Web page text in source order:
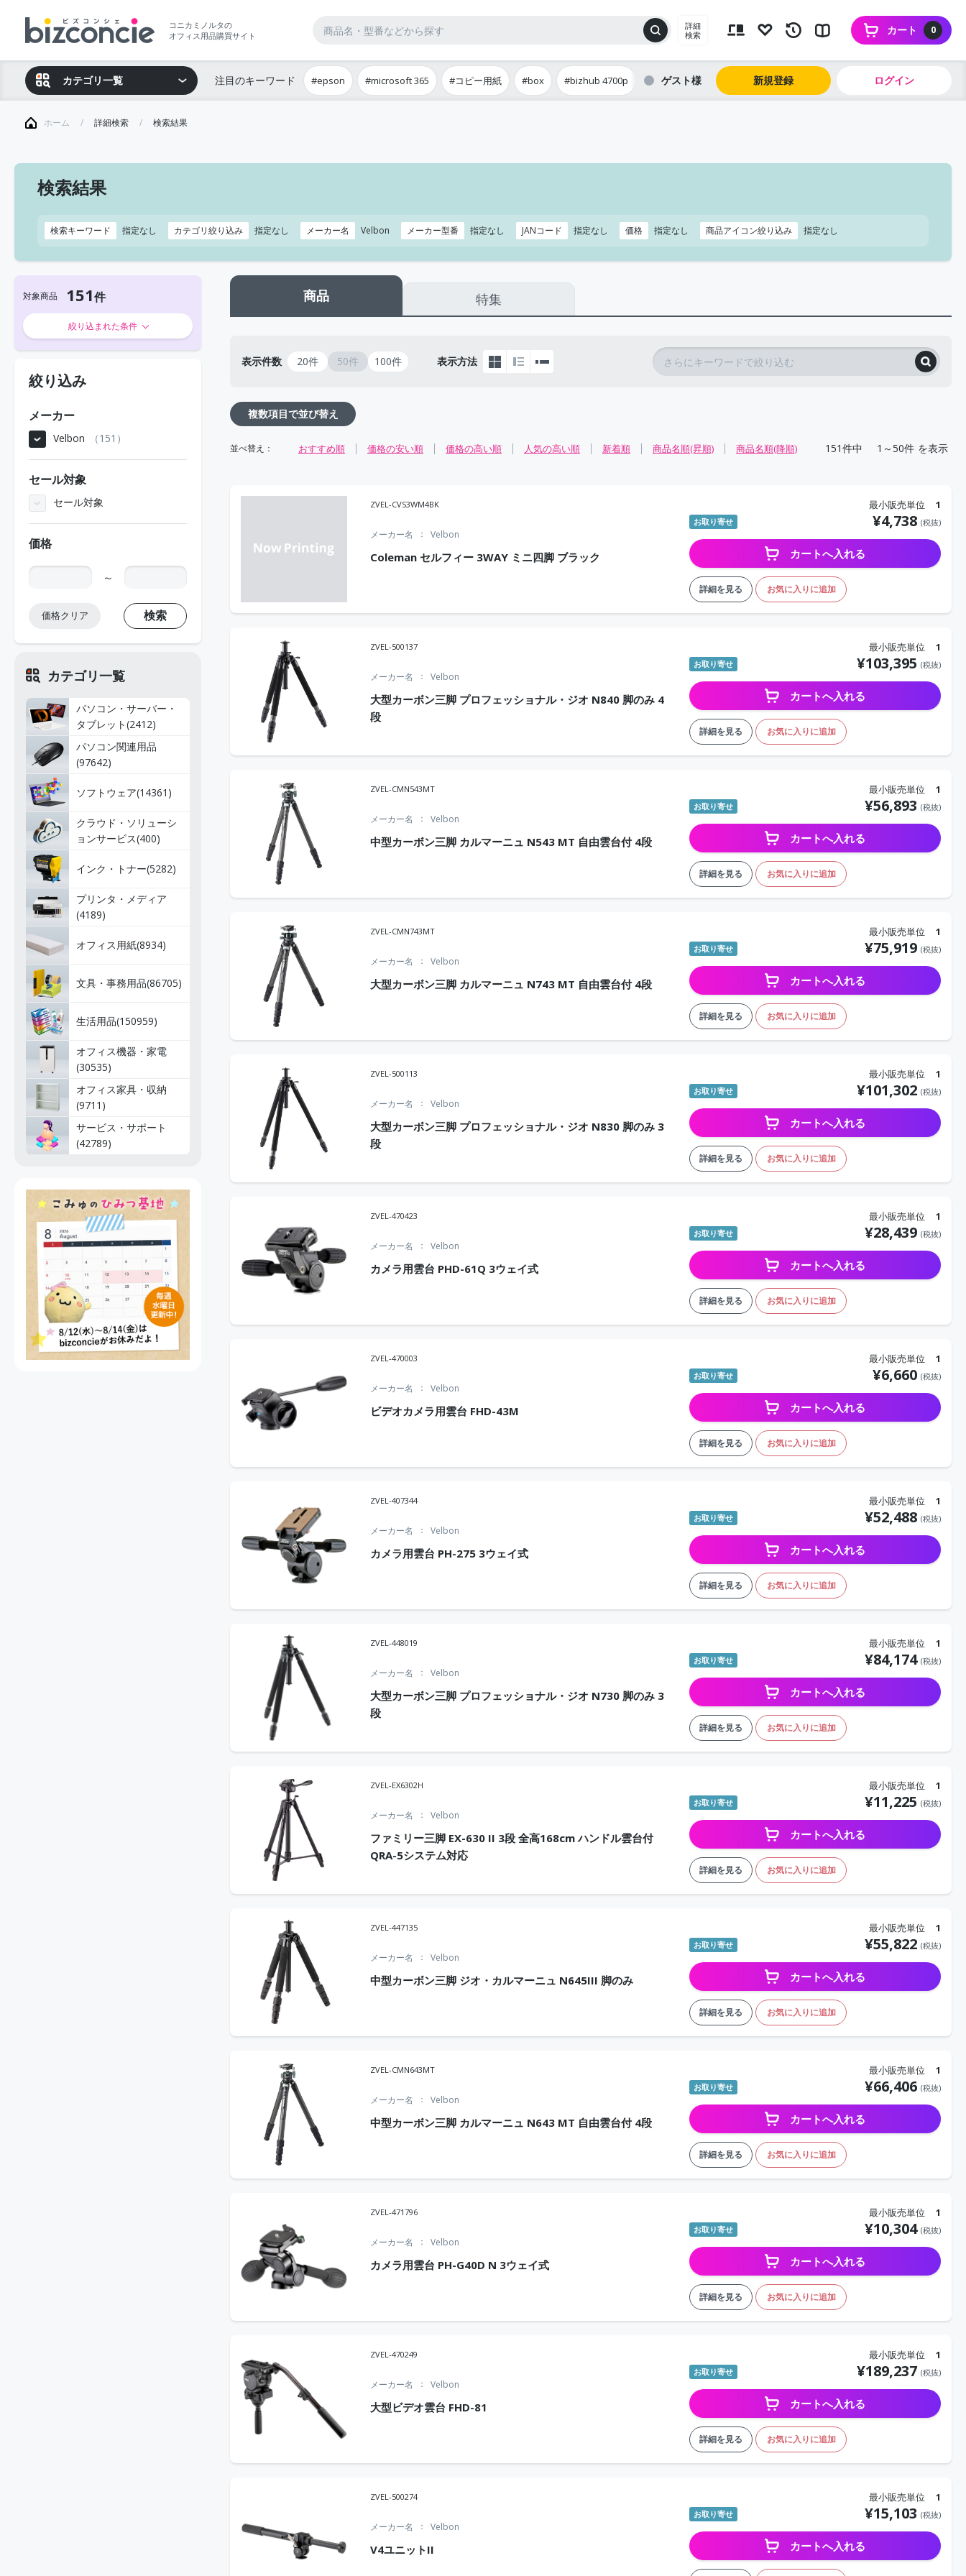
コニカミノルタの
オフィス用品購買サイト
詳細
検索
0
カート
カテゴリ一覧 注目のキーワード #epson #microsoft 365 #コピー用紙 #box #bizhub 4700p ゲスト 新規登録 ログイン
ホーム 詳細検索 検索結果
検索結果
検索キーワード 指定なし カテゴリ絞り込み 指定なし メーカー名 Velbon メーカー型番 指定なし JANコード 指定なし 価格 指定なし 商品アイコン絞り込み 指定なし
商品 特集
表示件数 20件 50件 100件 表示方法
複数項目で並び替え
並べ替え： おすすめ順 価格の安い順 価格の高い順 人気の高い順 新着順 商品名順(昇順) 商品名順(降順) 151件中 1～50件 を表示
ZVEL-CVS3WM4BK
Coleman セルフィー 3WAY ミニ四脚 ブラック
メーカー名 Velbon
最小販売単位 1
お取り寄せ ¥4,738 (税抜)
カートへ入れる
詳細を見る お気に入りに追加
ZVEL-500137
大型カーボン三脚 プロフェッショナル・ジオ N840 脚のみ 4
段
メーカー名 Velbon
最小販売単位 1
お取り寄せ ¥103,395 (税抜)
カートへ入れる
詳細を見る お気に入りに追加
ZVEL-CMN543MT
中型カーボン三脚 カルマーニュ N543 MT 自由雲台付 4段
メーカー名 Velbon
最小販売単位 1
お取り寄せ ¥56,893 (税抜)
カートへ入れる
詳細を見る お気に入りに追加
ZVEL-CMN743MT
大型カーボン三脚 カルマーニュ N743 MT 自由雲台付 4段
メーカー名 Velbon
最小販売単位 1
お取り寄せ ¥75,919 (税抜)
カートへ入れる
詳細を見る お気に入りに追加
ZVEL-500113
大型カーボン三脚 プロフェッショナル・ジオ N830 脚のみ 3
段
メーカー名 Velbon
最小販売単位 1
お取り寄せ ¥101,302 (税抜)
カートへ入れる
詳細を見る お気に入りに追加
ZVEL-470423
カメラ用雲台 PHD-61Q 3ウェイ式
メーカー名 Velbon
最小販売単位 1
お取り寄せ ¥28,439 (税抜)
カートへ入れる
詳細を見る お気に入りに追加
ZVEL-470003
ビデオカメラ用雲台 FHD-43M
メーカー名 Velbon
最小販売単位 1
お取り寄せ ¥6,660 (税抜)
カートへ入れる
詳細を見る お気に入りに追加
ZVEL-407344
カメラ用雲台 PH-275 3ウェイ式
メーカー名 Velbon
最小販売単位 1
お取り寄せ ¥52,488 (税抜)
カートへ入れる
詳細を見る お気に入りに追加
ZVEL-448019
大型カーボン三脚 プロフェッショナル・ジオ N730 脚のみ 3
段
メーカー名 Velbon
最小販売単位 1
お取り寄せ ¥84,174 (税抜)
カートへ入れる
詳細を見る お気に入りに追加
ZVEL-EX6302H
ファミリー三脚 EX-630 II 3段 全高168cm ハンドル雲台付
QRA-5システム対応
メーカー名 Velbon
最小販売単位 1
お取り寄せ ¥11,225 (税抜)
カートへ入れる
詳細を見る お気に入りに追加
ZVEL-447135
中型カーボン三脚 ジオ・カルマーニュ N645III 脚のみ
メーカー名 Velbon
最小販売単位 1
お取り寄せ ¥55,822 (税抜)
カートへ入れる
詳細を見る お気に入りに追加
ZVEL-CMN643MT
中型カーボン三脚 カルマーニュ N643 MT 自由雲台付 4段
メーカー名 Velbon
最小販売単位 1
お取り寄せ ¥66,406 (税抜)
カートへ入れる
詳細を見る お気に入りに追加
ZVEL-471796
カメラ用雲台 PH-G40D N 3ウェイ式
メーカー名 Velbon
最小販売単位 1
お取り寄せ ¥10,304 (税抜)
カートへ入れる
詳細を見る お気に入りに追加
ZVEL-470249
大型ビデオ雲台 FHD-81
メーカー名 Velbon
最小販売単位 1
お取り寄せ ¥189,237 (税抜)
カートへ入れる
詳細を見る お気に入りに追加
ZVEL-500274
V4ユニットII
メーカー名 Velbon
最小販売単位 1
お取り寄せ ¥15,103 (税抜)
カートへ入れる
対象商品 151
絞り込まれた条件
絞り込み
メーカー
Velbon 151
セール対象
セール対象
価格
～
価格クリア 検索
カテゴリ一覧
パソコン・サーバー・
タブレット(2412)
パソコン関連用品
(97642)
ソフトウェア(14361)
クラウド・ソリューシ
ョンサービス(400)
インク・トナー(5282)
プリンタ・メディア
(4189)
オフィス用紙(8934)
文具・事務用品(86705)
生活用品(150959)
オフィス機器・家電
(30535)
オフィス家具・収納
(9711)
サービス・サポート
(42789)